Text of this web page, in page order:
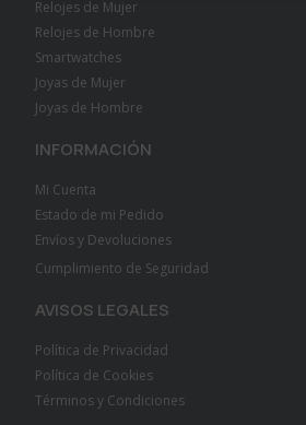
Relojes de Mujer
Relojes de Hombre
Smartwatches
Joyas de Mujer
Joyas de Hombre
INFORMACIÓN
Mi Cuenta
Estado de mi Pedido
Envíos y Devoluciones
Cumplimiento de Seguridad
AVISOS LEGALES
Política de Privacidad
Política de Cookies
Términos y Condiciones